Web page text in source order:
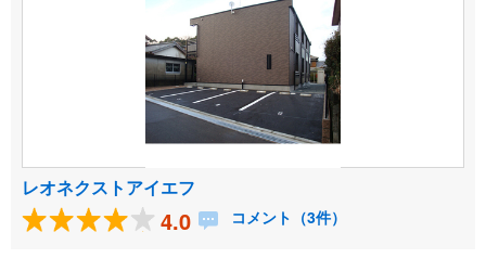
レオネクストアイエフ
4.0 コメント（3件）